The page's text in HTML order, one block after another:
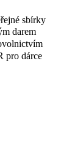
sbírky
darem
pro dárce